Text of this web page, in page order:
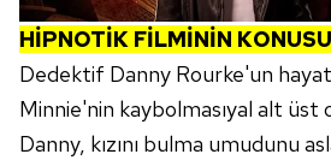
HİPNOTİK FİLMİNİN
Dedektif Danny Rourke'un
Minnie'nin kaybolmasıyal alt üst
Danny, kızını bulma umudunu